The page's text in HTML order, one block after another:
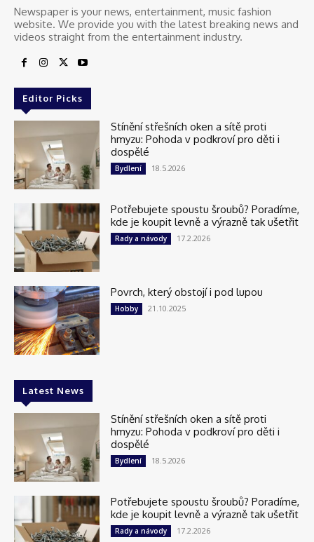
Newspaper is your news, entertainment, music fashion
website. We provide you with the latest breaking news and
videos straight from the entertainment industry.
Editor Picks
Stínění střešních oken a sítě proti
hmyzu: Pohoda v podkroví pro děti i
dospělé
Bydlení 18.5.2026
Potřebujete spoustu šroubů? Poradíme,
kde je koupit levně a výrazně tak ušetřit
Rady a návody 17.2.2026
Povrch, který obstojí i pod lupou
Hobby 21.10.2025
Latest News
Stínění střešních oken a sítě proti
hmyzu: Pohoda v podkroví pro děti i
dospělé
Bydlení 18.5.2026
Potřebujete spoustu šroubů? Poradíme,
kde je koupit levně a výrazně tak ušetřit
Rady a návody 17.2.2026